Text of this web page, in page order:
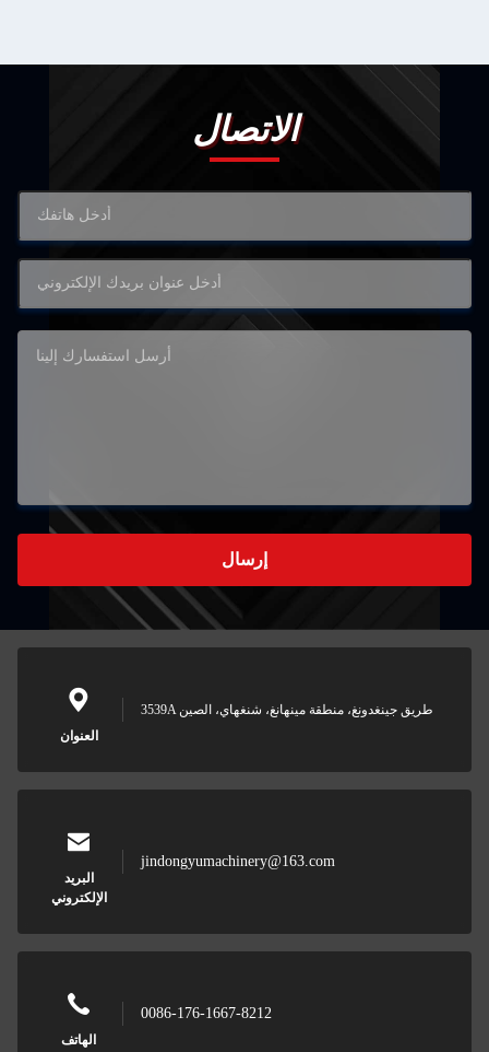
الاتصال
إرسال
العنوان
3539A طريق جينغدونغ، منطقة مينهانغ، شنغهاي، الصين
البريد
الإلكتروني
jindongyumachinery@163.com
الهاتف
0086-176-1667-8212